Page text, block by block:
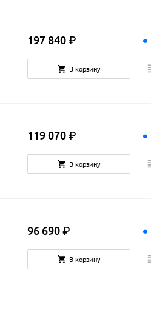
197 840 ₽
В корзину
119 070 ₽
В корзину
96 690 ₽
В корзину